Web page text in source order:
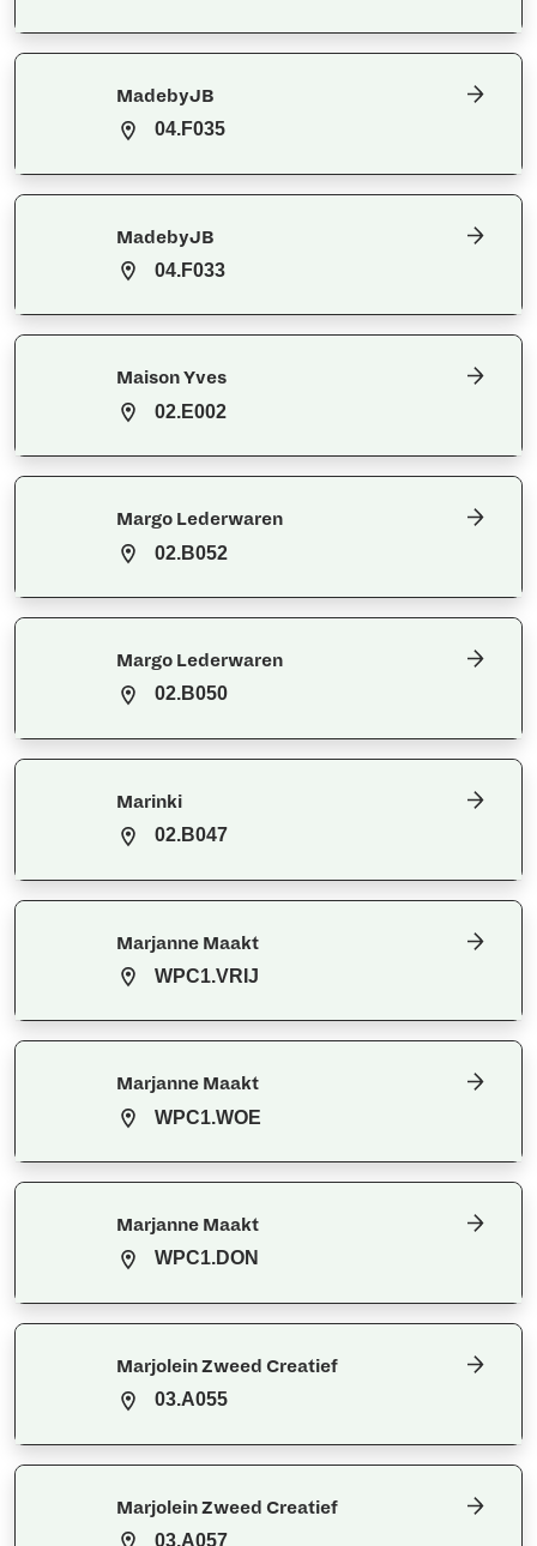
MadebyJB
04.F035
MadebyJB
04.F033
Maison Yves
02.E002
Margo Lederwaren
02.B052
Margo Lederwaren
02.B050
Marinki
02.B047
Marjanne Maakt
WPC1.VRIJ
Marjanne Maakt
WPC1.WOE
Marjanne Maakt
WPC1.DON
Marjolein Zweed Creatief
03.A055
Marjolein Zweed Creatief
03.A057